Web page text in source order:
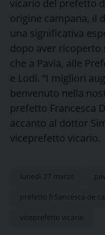
vicario del prefetto
origine campana, il
una significativa
dopo aver
che a Pavia, alle
e Lodi. “I migliori
benvenuto nella
prefetto Francesca
accanto al dottor
viceprefetto vicario.
lunedì 27 marzo
prefetto fr5ancesca de
viceprefetto vicario